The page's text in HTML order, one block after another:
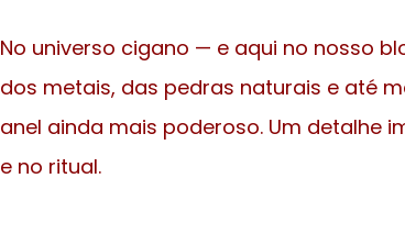
No universo cigano — e aqui no nosso
dos metais, das pedras naturais e até
anel ainda mais poderoso. Um detalhe
e no ritual.